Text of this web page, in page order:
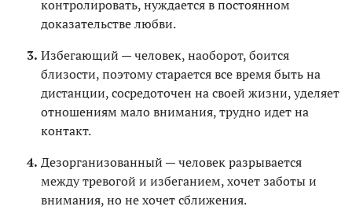
контролировать, нуждается в постоянном
доказательстве любви.
Избегающий — человек, наоборот, боится
близости, поэтому старается все время быть на
дистанции, сосредоточен на своей жизни, уделяет
отношениям мало внимания, трудно идет на
контакт.
Дезорганизованный — человек разрывается
между тревогой и избеганием, хочет заботы и
внимания, но не хочет сближения.